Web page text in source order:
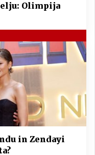
Olimpija
in Zendayi